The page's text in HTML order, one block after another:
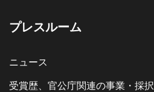
プレスルーム
ニュース
受賞歴、官公庁関連の事業・採択